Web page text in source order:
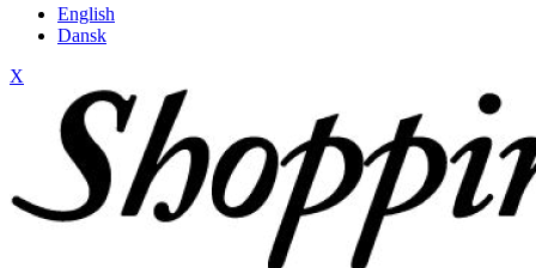
English
Dansk
X